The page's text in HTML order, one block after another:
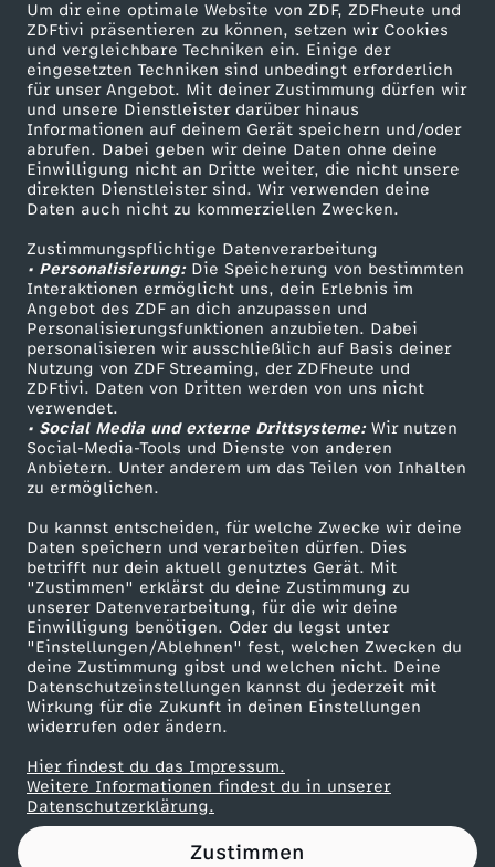
Um dir eine optimale Website von ZDF, ZDFheute und
ZDFtivi präsentieren zu können, setzen wir Cookies
und vergleichbare Techniken ein. Einige der
eingesetzten Techniken sind unbedingt erforderlich
für unser Angebot. Mit deiner Zustimmung dürfen wir
und unsere Dienstleister darüber hinaus
Informationen auf deinem Gerät speichern und/oder
abrufen. Dabei geben wir deine Daten ohne deine
Einwilligung nicht an Dritte weiter, die nicht unsere
direkten Dienstleister sind. Wir verwenden deine
Daten auch nicht zu kommerziellen Zwecken.
Zustimmungspflichtige Datenverarbeitung
• Personalisierung:Die Speicherung von bestimmten
Interaktionen ermöglicht uns, dein Erlebnis im
Angebot des ZDF an dich anzupassen und
Personalisierungsfunktionen anzubieten. Dabei
personalisieren wir ausschließlich auf Basis deiner
Nutzung von ZDF Streaming, der ZDFheute und
ZDFtivi. Daten von Dritten werden von uns nicht
verwendet.
• Social Media und externe Drittsysteme:Wir nutzen
Social-Media-Tools und Dienste von anderen
Anbietern. Unter anderem um das Teilen von Inhalten
zu ermöglichen.
Du kannst entscheiden, für welche Zwecke wir deine
Daten speichern und verarbeiten dürfen. Dies
betrifft nur dein aktuell genutztes Gerät. Mit
"Zustimmen" erklärst du deine Zustimmung zu
unserer Datenverarbeitung, für die wir deine
Einwilligung benötigen. Oder du legst unter
"Einstellungen/Ablehnen" fest, welchen Zwecken du
deine Zustimmung gibst und welchen nicht. Deine
Datenschutzeinstellungen kannst du jederzeit mit
Wirkung für die Zukunft in deinen Einstellungen
widerrufen oder ändern.
Hier findest du das Impressum.
Weitere Informationen findest du in unserer
Datenschutzerklärung.
Zustimmen
A
u
ß
e
n
m
i
n
i
s
t
e
r
t
r
e
Mehr ZDF
ZDF-Apps
Smart TV
ZDFtext
Livestreams
Sendungen A-Z
TV-Programm
Service
ZDFmitreden
Kontakt zum ZDF
Tickets
Zuschauerservice
Hilfe
ZDF Unternehmen
Karriere
ZDF goes Schule
Werbefernsehen
Mainzelmännchen
Partner